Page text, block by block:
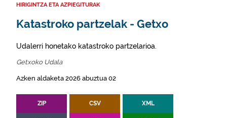
HIRIGINTZA ETA AZPIEGITURAK
Katastroko partzelak - Getxo
Udalerri honetako katastroko partzelarioa.
Getxoko Udala
Azken aldaketa 2026 abuztua 02
ZIP CSV XML